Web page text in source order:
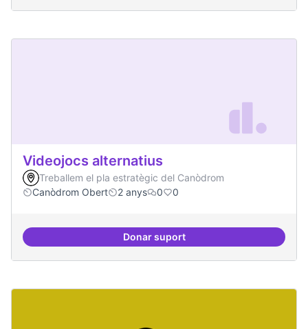
Videojocs alternatius
Treballem el pla estratègic del Canòdrom
Canòdrom Obert
2 anys 0 0
Donar suportVideojocs alternatius